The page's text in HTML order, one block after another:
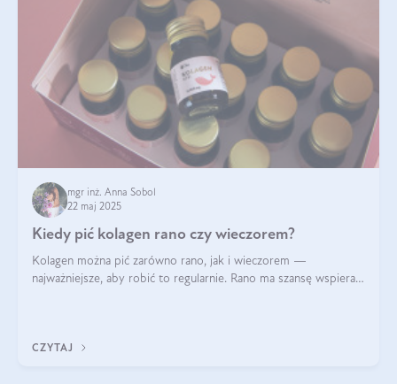
mgr inż. Anna Sobol
22 maj 2025
Kiedy pić kolagen rano czy wieczorem?
Kolagen można pić zarówno rano, jak i wieczorem —
najważniejsze, aby robić to regularnie. Rano ma szansę wspierać
CZYTAJ